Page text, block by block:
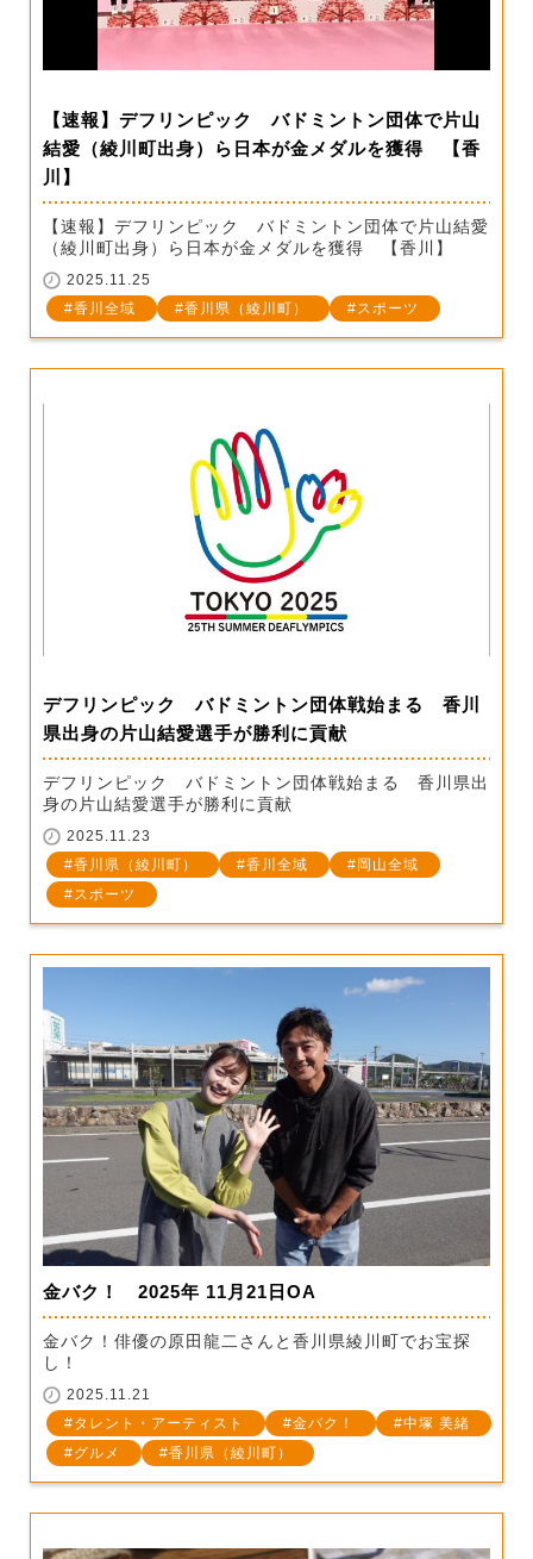
【速報】デフリンピック バドミントン団体で片山
結愛（綾川町出身）ら日本が金メダルを獲得 【香
川】
【速報】デフリンピック バドミントン団体で片山結愛
（綾川町出身）ら日本が金メダルを獲得 【香川】
2025.11.25
香川全域
香川県（綾川町） スポーツ
デフリンピック バドミントン団体戦始まる 香川
県出身の片山結愛選手が勝利に貢献
デフリンピック バドミントン団体戦始まる 香川県出
身の片山結愛選手が勝利に貢献
2025.11.23
香川県（綾川町）
香川全域
岡山全域
スポーツ
金バク！ 2025年 11月21日OA
金バク！俳優の原田龍二さんと香川県綾川町でお宝探
し！
2025.11.21
タレント・アーティスト
金バク！
中塚 美緒
グルメ
香川県（綾川町）